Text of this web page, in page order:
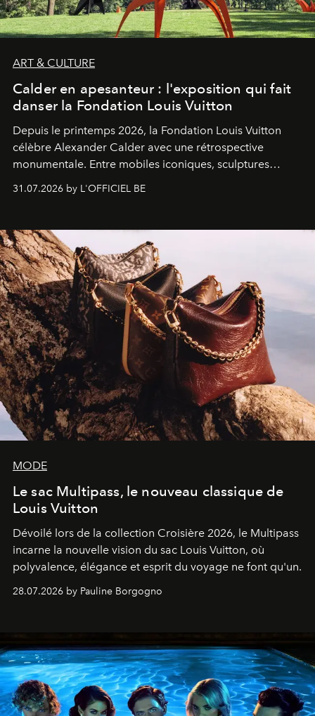
ART & CULTURE
Calder en apesanteur : l'exposition qui fait
danser la Fondation Louis Vuitton
Depuis le printemps 2026, la Fondation Louis Vuitton
célèbre Alexander Calder avec une rétrospective
monumentale. Entre mobiles iconiques, sculptures
monumentales et poésie du mouvement, l'artiste
américain investit les espaces imaginés par Frank Gehry
sculpture.
31.07.2026 by L'OFFICIEL BE
MODE
Le sac Multipass, le nouveau classique de
Louis Vuitton
Dévoilé lors de la collection Croisière 2026, le Multipass
incarne la nouvelle vision du sac Louis Vuitton, où
polyvalence, élégance et esprit du voyage ne font qu'un.
28.07.2026 by Pauline Borgogno